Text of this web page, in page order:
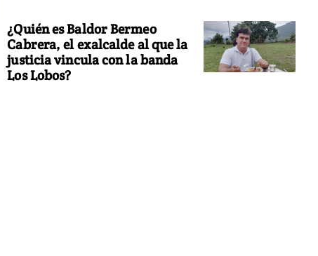
¿Quién es Baldor Bermeo
Cabrera, el exalcalde al que la
justicia vincula con la banda
Los Lobos?